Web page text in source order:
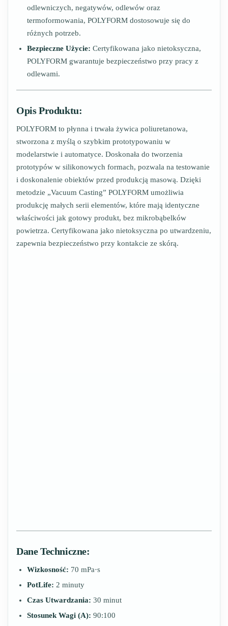
odlewniczych, negatywów, odlewów oraz
termoformowania, POLYFORM dostosowuje się do
różnych potrzeb.
Bezpieczne Użycie: Certyfikowana jako nietoksyczna,
POLYFORM gwarantuje bezpieczeństwo przy pracy z
odlewami.
Opis Produktu:
POLYFORM to płynna i trwała żywica poliuretanowa,
stworzona z myślą o szybkim prototypowaniu w
modelarstwie i automatyce. Doskonała do tworzenia
prototypów w silikonowych formach, pozwala na testowanie
i doskonalenie obiektów przed produkcją masową. Dzięki
metodzie „Vacuum Casting” POLYFORM umożliwia
produkcję małych serii elementów, które mają identyczne
właściwości jak gotowy produkt, bez mikrobąbelków
powietrza. Certyfikowana jako nietoksyczna po utwardzeniu,
zapewnia bezpieczeństwo przy kontakcie ze skórą.
Dane Techniczne:
Wizkosność: 70 mPa·s
PotLife: 2 minuty
Czas Utwardzania: 30 minut
Stosunek Wagi (A): 90:100